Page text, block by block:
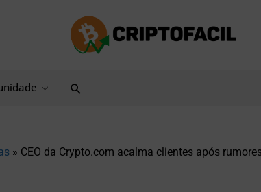
Pesquisar
» CEO da Crypto.com acalma clientes após